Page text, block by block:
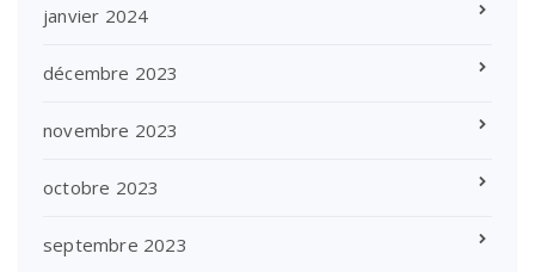
janvier 2024
décembre 2023
novembre 2023
octobre 2023
septembre 2023